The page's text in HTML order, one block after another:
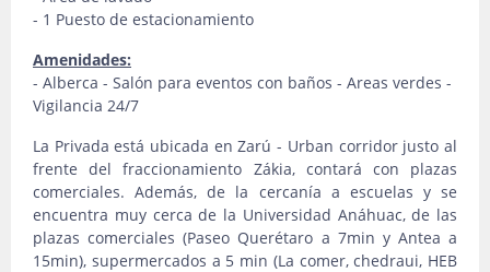
- 1 Puesto de estacionamiento
Amenidades:
- Alberca - Salón para eventos con baños - Areas verdes -
Vigilancia 24/7
La Privada está ubicada en Zarú - Urban corridor justo al
frente del fraccionamiento Zákia, contará con plazas
comerciales. Además, de la cercanía a escuelas y se
encuentra muy cerca de la Universidad Anáhuac, de las
plazas comerciales (Paseo Querétaro a 7min y Antea a
15min), supermercados a 5 min (La comer, chedraui, HEB